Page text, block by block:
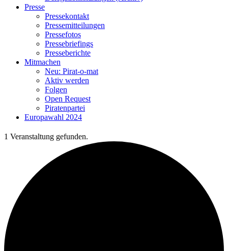
Presse
Pressekontakt
Pressemitteilungen
Pressefotos
Pressebriefings
Presseberichte
Mitmachen
Neu: Pirat-o-mat
Aktiv werden
Folgen
Open Request
Piratenpartei
Europawahl 2024
1 Veranstaltung gefunden.